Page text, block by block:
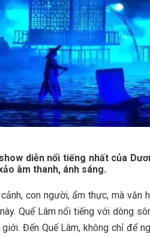
diễn nổi tiếng nhất của
âm thanh, ánh sáng.
con người, ẩm thực, mà văn
Quế Lâm nổi tiếng với dòng
Đến Quế Lâm, không chỉ để